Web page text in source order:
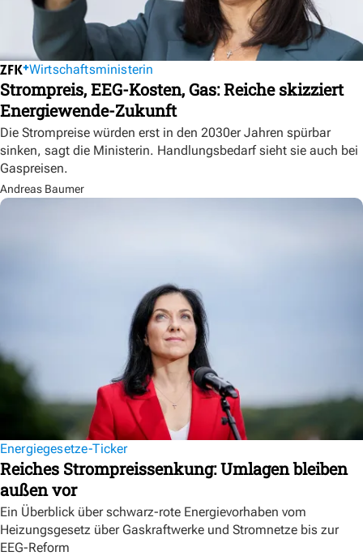
Wirtschaftsministerin
Strompreis, EEG-Kosten, Gas: Reiche skizziert
Energiewende-Zukunft
Die Strompreise würden erst in den 2030er Jahren spürbar
sinken, sagt die Ministerin. Handlungsbedarf sieht sie auch bei
Gaspreisen.
Andreas Baumer
Energiegesetze-Ticker
Reiches Strompreissenkung: Umlagen bleiben
außen vor
Ein Überblick über schwarz-rote Energievorhaben vom
Heizungsgesetz über Gaskraftwerke und Stromnetze bis zur
EEG-Reform